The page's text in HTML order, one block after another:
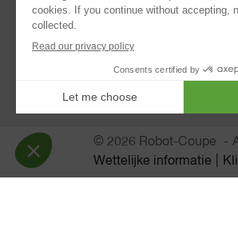
Sapextractors
Automatisch zeven
Klopper Mengelaar
Stokbroodsnijmachine
© 2026 Robot-Coupe
Wettelijke informatie